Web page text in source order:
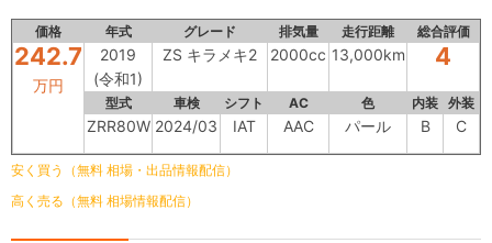
価格 年式 グレード 排気量 走行距離 総合評価
242.7
万円
2019
(令和1)
ZS キラメキ2 2000cc 13,000km 4
型式 車検 シフト AC 色 内装 外装
ZRR80W 2024/03 IAT AAC パール B C
安く買う（無料 相場・出品情報配信）
高く売る（無料 相場情報配信）